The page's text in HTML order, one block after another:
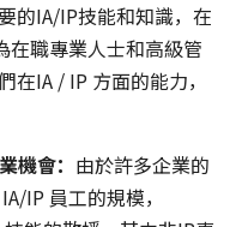
的IA/IP技能和知識，在
在職專業人士和高級管
IA / IP 方面的能力，
機會： 由於許多企業的
IP 員工的規模，